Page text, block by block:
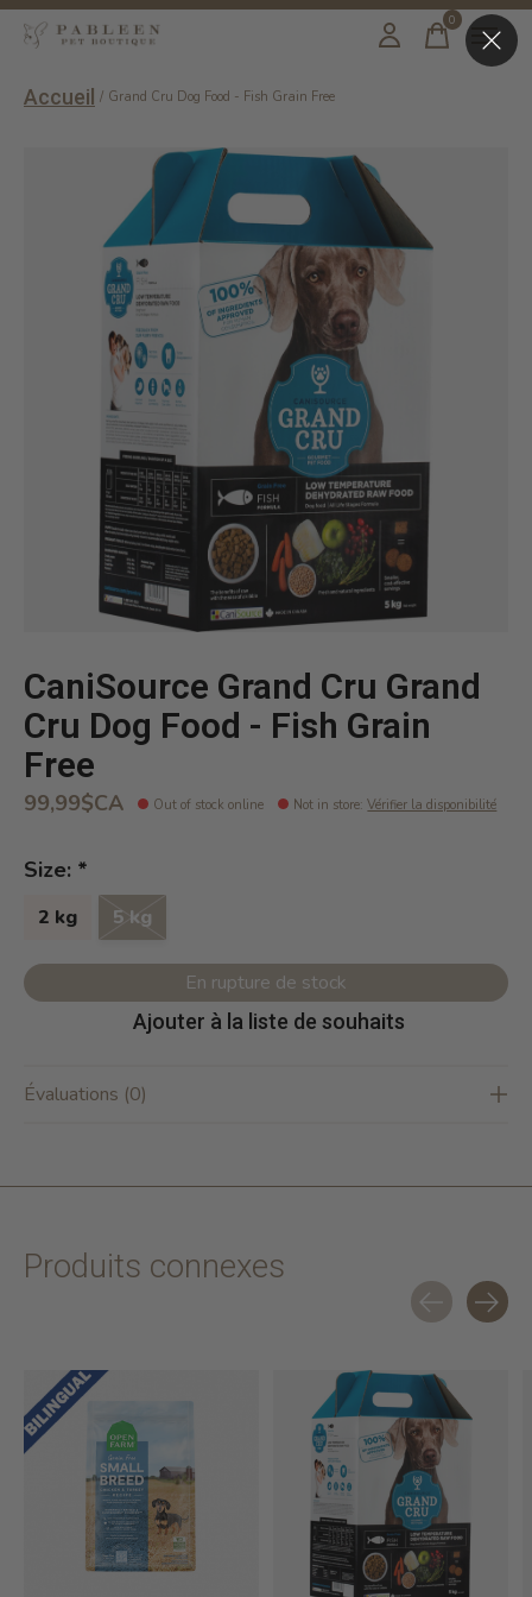
0items
Accueil / Grand Cru Dog Food - Fish Grain Free
Slideshow Items
CaniSource Grand Cru Grand
Cru Dog Food - Fish Grain
Free
99,99$CA Out of stock online Not in store:Vérifier la disponibilité
Size: *
2 kg 5 kg
En rupture de stock
Ajouter à la liste de souhaits
Évaluations (0)
Produits connexes